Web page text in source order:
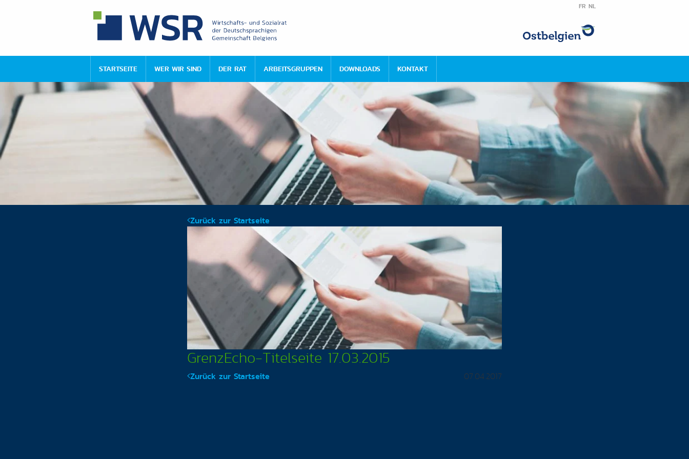
FR NL
STARTSEITE WER WIR SIND DER RAT ARBEITSGRUPPEN DOWNLOADS KONTAKT
Zurück zur Startseite
GrenzEcho-Titelseite 17.03.2015
Zurück zur Startseite 07.04.2017